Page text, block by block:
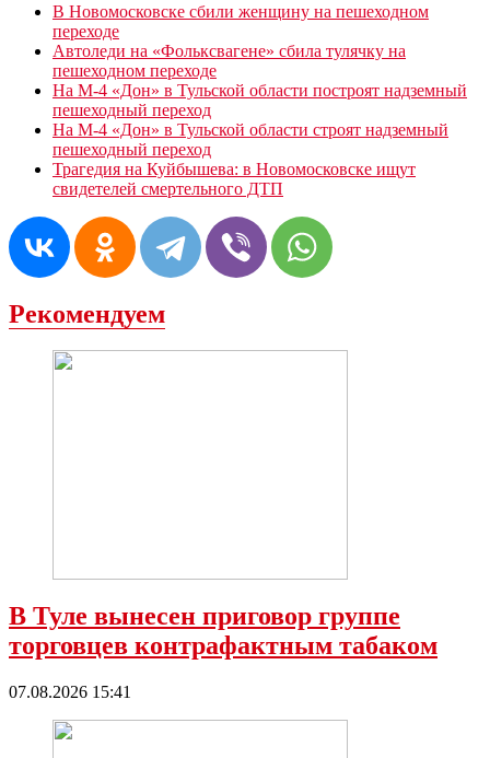
В Новомосковске сбили женщину на пешеходном
переходе
Автоледи на «Фольксвагене» сбила тулячку на
пешеходном переходе
На М-4 «Дон» в Тульской области построят надземный
пешеходный переход
На М-4 «Дон» в Тульской области строят надземный
пешеходный переход
Трагедия на Куйбышева: в Новомосковске ищут
свидетелей смертельного ДТП
Рекомендуем
В Туле вынесен приговор группе
торговцев контрафактным табаком
07.08.2026 15:41